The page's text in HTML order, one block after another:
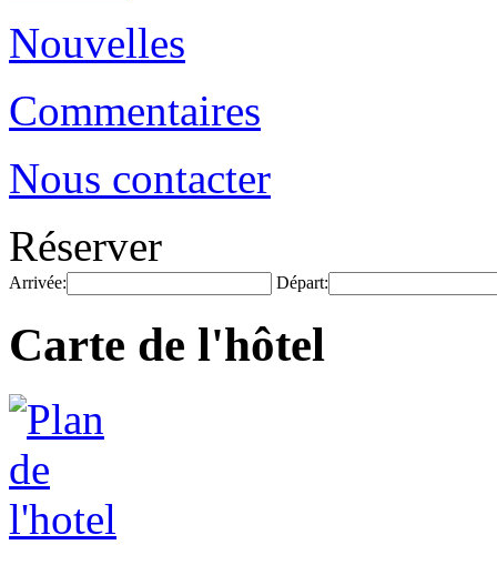
Nouvelles
Commentaires
Nous contacter
Réserver
Arrivée: Départ:
Carte de l'hôtel